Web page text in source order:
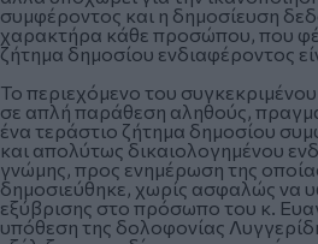
συμφέροντος και η δημοσίευση
χαρακτήρα κάθε προσώπου, που
ζήτημα δημοσίου ενδιαφέροντος
Το περιεχόμενο του
σε απλή παράθεση αληθούς,
ένα τεράστιο ζήτημα δημοσίου
και απολύτως δικαιολογημένου
γνώμης, προς ενημέρωση της
δημοσιεύθηκε, χωρίς ασφαλώς να
εξύβρισης στο πρόσωπο του κ.
υπόθεση της δολοφονίας